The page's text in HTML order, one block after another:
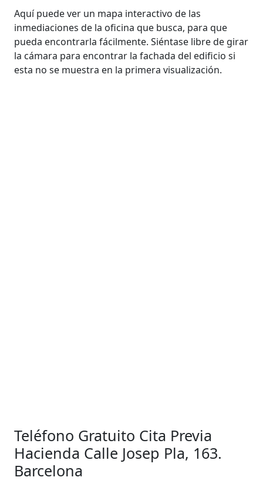
Aquí puede ver un mapa interactivo de las
inmediaciones de la oficina que busca, para que
pueda encontrarla fácilmente. Siéntase libre de girar
la cámara para encontrar la fachada del edificio si
esta no se muestra en la primera visualización.
Teléfono Gratuito Cita Previa
Hacienda Calle Josep Pla, 163.
Barcelona